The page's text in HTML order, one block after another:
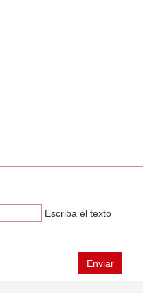
Escriba el texto
Enviar